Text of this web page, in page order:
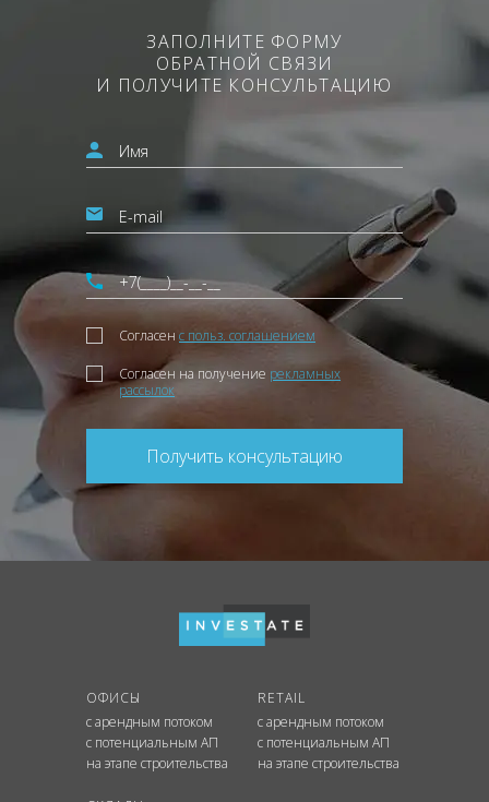
ЗАПОЛНИТЕ ФОРМУ
ОБРАТНОЙ СВЯЗИ
И ПОЛУЧИТЕ КОНСУЛЬТАЦИЮ
Согласен с польз. соглашением
Согласен на получение рекламных
рассылок
Получить консультацию
ОФИСЫ
с арендным потоком
с потенциальным АП
на этапе строительства
RETAIL
с арендным потоком
с потенциальным АП
на этапе строительства